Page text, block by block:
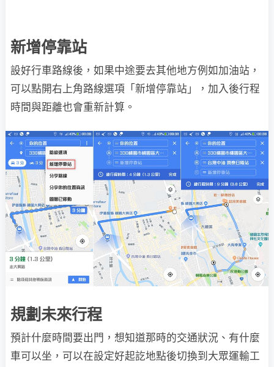
新增停靠站
設好行車路線後，如果中途要去其他地方例如加油站，
可以點開右上角路線選項「新增停靠站」，加入後行程
時間與距離也會重新計算。
規劃未來行程
預計什麼時間要出門，想知道那時的交通狀況、有什麼
車可以坐，可以在設定好起訖地點後切換到大眾運輸工